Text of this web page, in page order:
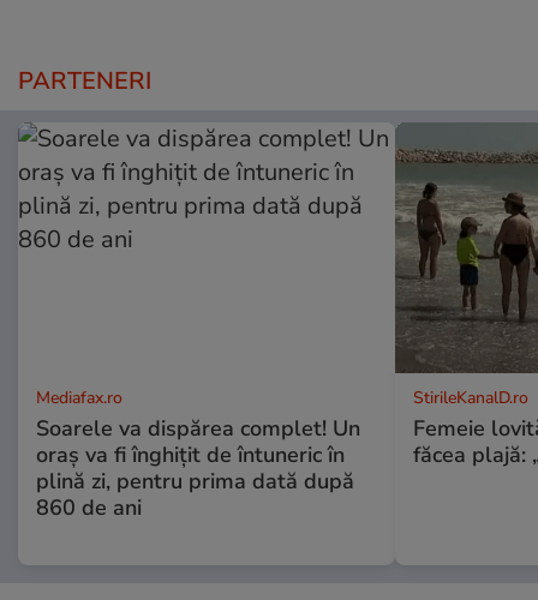
PARTENERI
Mediafax.ro
Soarele va dispărea complet! Un
oraș va fi înghițit de întuneric în
plină zi, pentru prima dată după
860 de ani
StirileKanalD.ro
Femeie
făcea plajă: